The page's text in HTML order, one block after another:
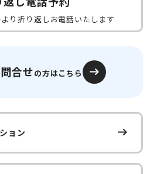
り折り返しお電話いたします
合せの方はこちら
ョン